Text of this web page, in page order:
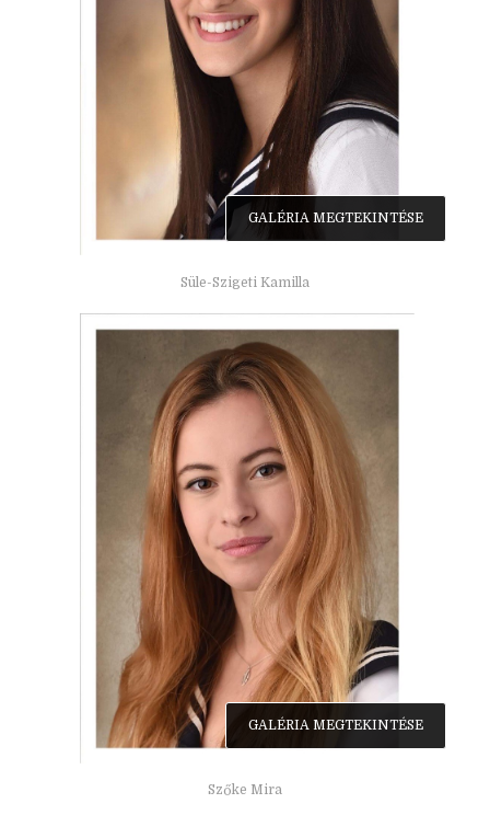
Süle-Szigeti Kamilla
GALÉRIA MEGTEKINTÉSE
Szőke Mira
GALÉRIA MEGTEKINTÉSE